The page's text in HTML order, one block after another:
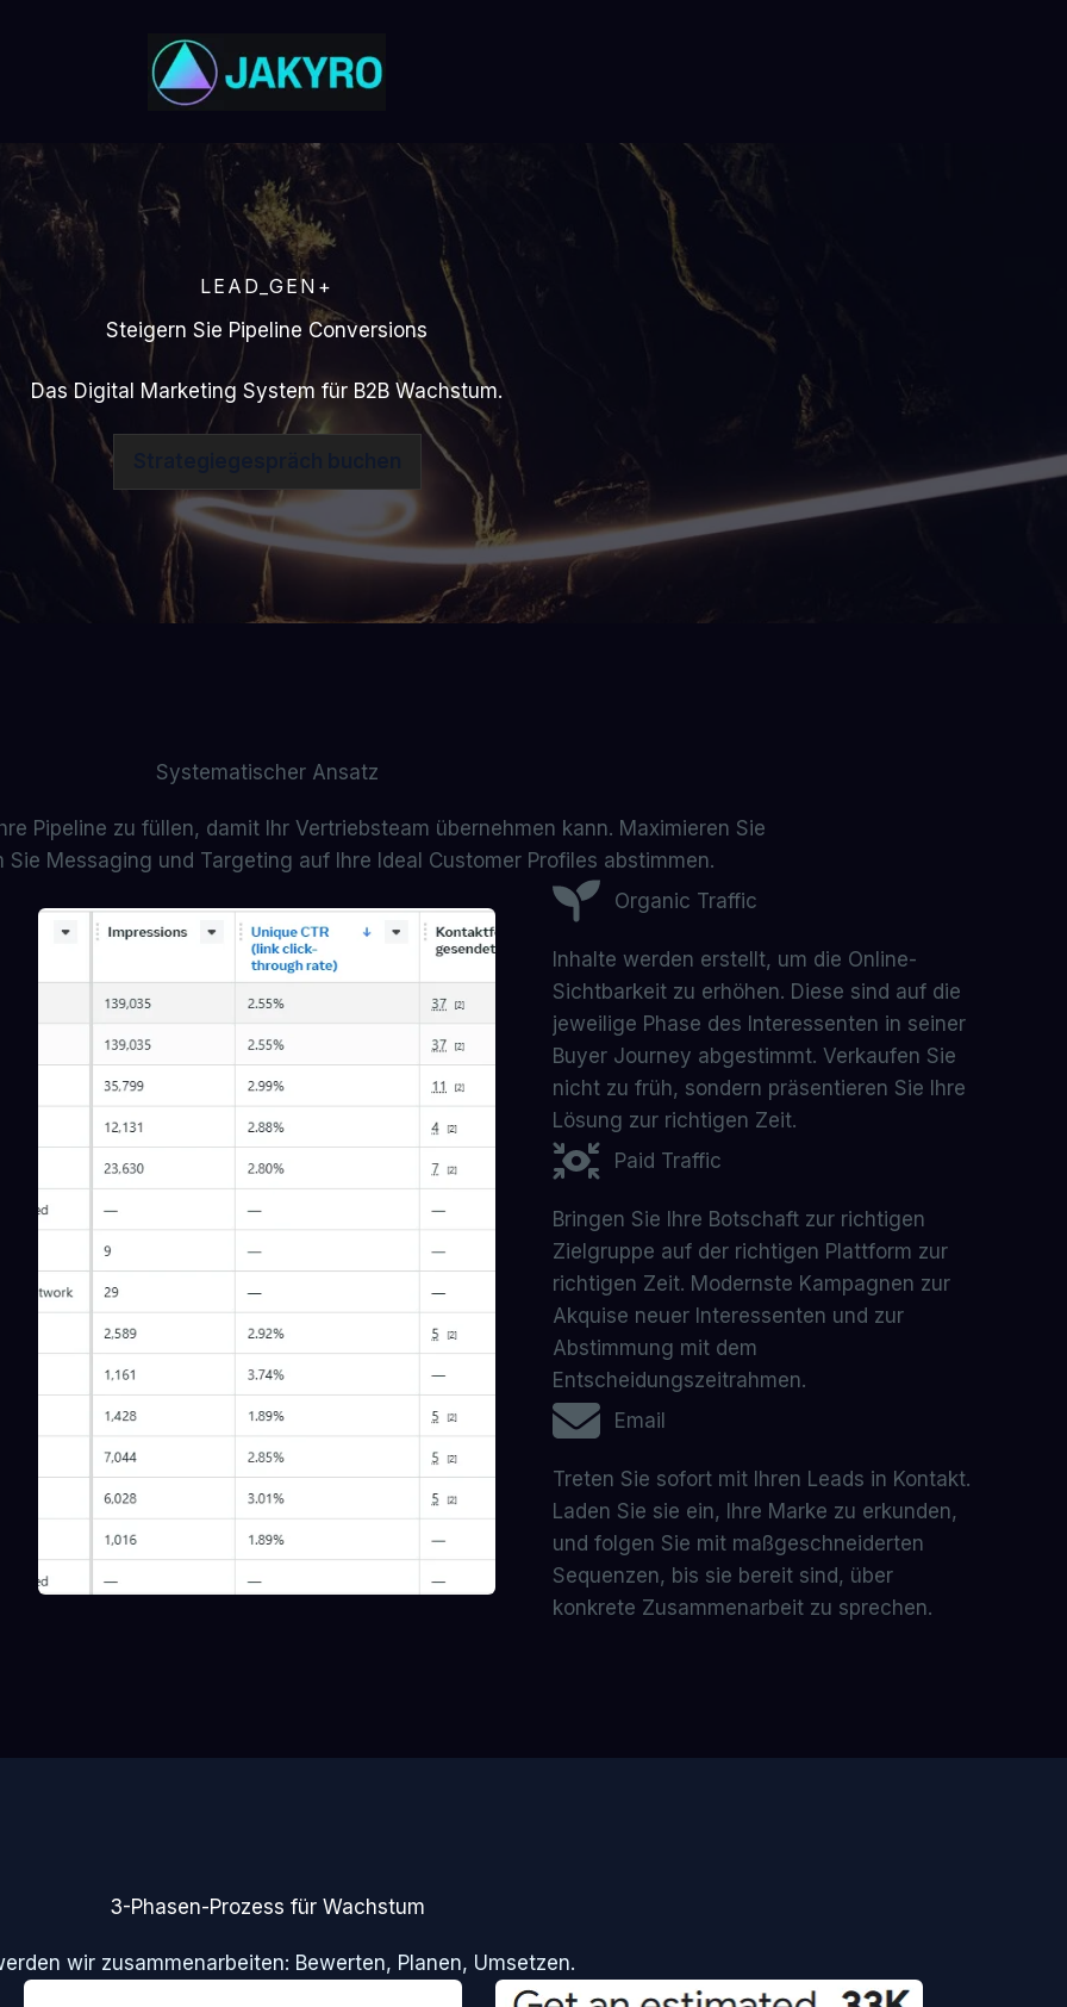
LEAD_GEN+
Steigern Sie Pipeline Conversions
Das Digital Marketing System für B2B Wachstum.
Systematischer Ansatz
Pipeline zu füllen, damit Ihr Vertriebsteam übernehmen kann. Maximieren Sie
Sie Messaging und Targeting auf Ihre Ideal Customer Profiles abstimmen.
Organic Traffic
Inhalte werden erstellt, um die Online-
Sichtbarkeit zu erhöhen. Diese sind auf die
jeweilige Phase des Interessenten in seiner
Buyer Journey abgestimmt. Verkaufen Sie
nicht zu früh, sondern präsentieren Sie Ihre
Lösung zur richtigen Zeit.
Paid Traffic
Bringen Sie Ihre Botschaft zur richtigen
Zielgruppe auf der richtigen Plattform zur
richtigen Zeit. Modernste Kampagnen zur
Akquise neuer Interessenten und zur
Abstimmung mit dem
Entscheidungszeitrahmen.
Email
Treten Sie sofort mit Ihren Leads in Kontakt.
Laden Sie sie ein, Ihre Marke zu erkunden,
und folgen Sie mit maßgeschneiderten
Sequenzen, bis sie bereit sind, über
konkrete Zusammenarbeit zu sprechen.
3-Phasen-Prozess für Wachstum
wir zusammenarbeiten: Bewerten, Planen, Umsetzen.